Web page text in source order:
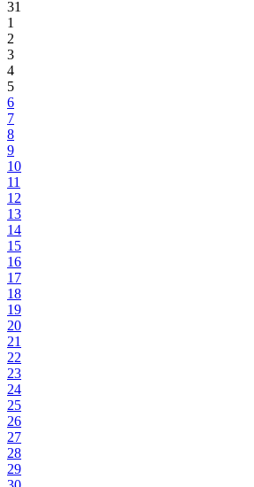
31
1
2
3
4
5
6
7
8
9
10
11
12
13
14
15
16
17
18
19
20
21
22
23
24
25
26
27
28
29